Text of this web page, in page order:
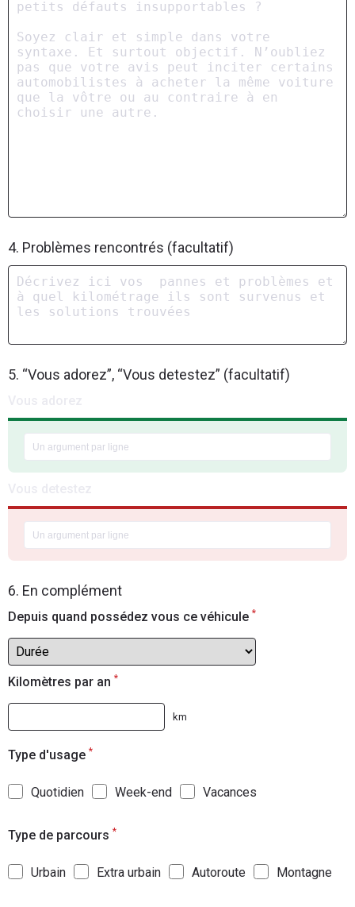
4. Problèmes rencontrés (facultatif)
5. “Vous adorez”, “Vous detestez” (facultatif)
6. En complément
Depuis quand possédez vous ce véhicule *
Kilomètres par an *
km
Type d'usage *
Quotidien Week-end Vacances
Type de parcours *
Urbain Extra urbain Autoroute Montagne